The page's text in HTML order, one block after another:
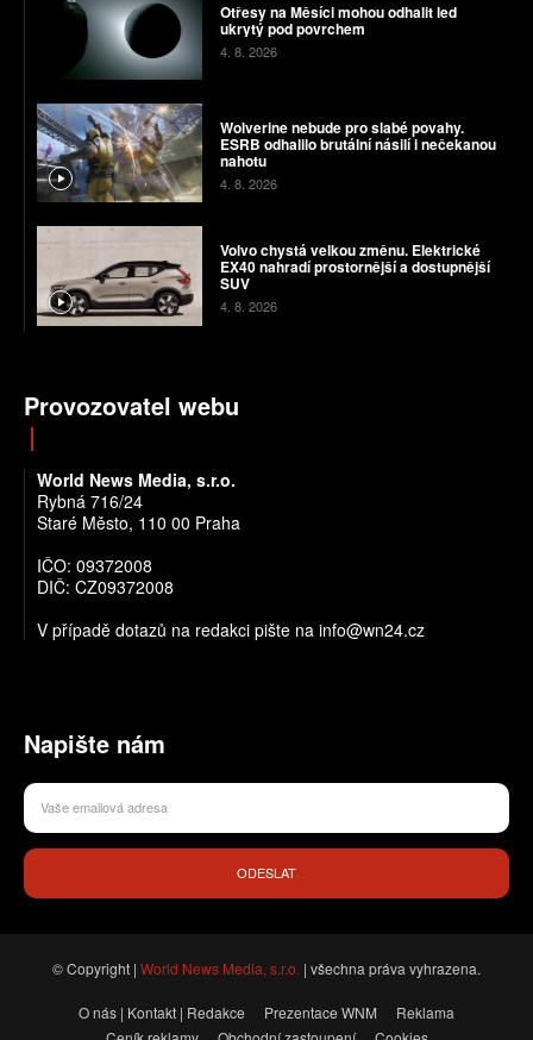
Otřesy na Měsíci mohou odhalit led
ukrytý pod povrchem
4. 8. 2026
Wolverine nebude pro slabé povahy.
ESRB odhalilo brutální násilí i nečekanou
nahotu
4. 8. 2026
Volvo chystá velkou změnu. Elektrické
EX40 nahradí prostornější a dostupnější
SUV
4. 8. 2026
Provozovatel webu
World News Media, s.r.o.
Rybná 716/24
Staré Město, 110 00 Praha
IČO: 09372008
DIČ: CZ09372008
V případě dotazů na redakci pište na info@wn24.cz
Napište nám
ODESLAT
© Copyright | World News Media, s.r.o. | všechna práva vyhrazena.
O nás | Kontakt | Redakce Prezentace WNM
Reklama